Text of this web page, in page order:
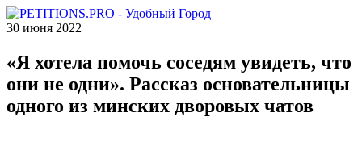
30 июня 2022
«Я хотела помочь соседям увидеть, что
они не одни». Рассказ основательницы
одного из минских дворовых чатов